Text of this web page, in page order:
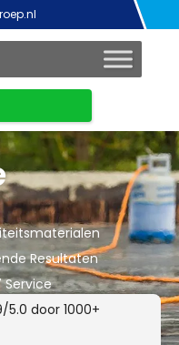
Resultaten
5.0 door 1000+